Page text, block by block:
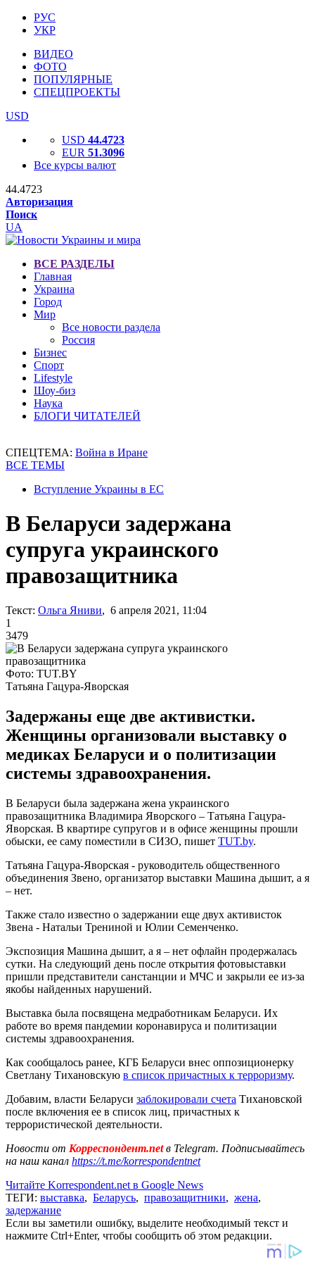
РУС
УКР
ВИДЕО
ФОТО
ПОПУЛЯРНЫЕ
СПЕЦПРОЕКТЫ
USD
USD 44.4723
EUR 51.3096
Все курсы валют
44.4723
Авторизация
Поиск
UA
ВСЕ РАЗДЕЛЫ
Главная
Украина
Город
Мир
Все новости раздела
Россия
Бизнес
Спорт
Lifestyle
Шоу-биз
Наука
БЛОГИ ЧИТАТЕЛЕЙ
СПЕЦТЕМА: Война в Иране
ВСЕ ТЕМЫ
Вступление Украины в ЕС
В Беларуси задержана
супруга украинского
правозащитника
Текст: Ольга Яниви, 6 апреля 2021, 11:04
1
3479
Фото: TUT.BY
Татьяна Гацура-Яворская
Задержаны еще две активистки.
Женщины организовали выставку о
медиках Беларуси и о политизации
системы здравоохранения.
В Беларуси была задержана жена украинского
правозащитника Владимира Яворского – Татьяна Гацура-
Яворская. В квартире супругов и в офисе женщины прошли
обыски, ее саму поместили в СИЗО, пишет TUT.by.
Татьяна Гацура-Яворская - руководитель общественного
объединения Звено, организатор выставки Машина дышит, а я
– нет.
Также стало известно о задержании еще двух активисток
Звена - Натальи Трениной и Юлии Семенченко.
Экспозиция Машина дышит, а я – нет офлайн продержалась
сутки. На следующий день после открытия фотовыставки
пришли представители санстанции и МЧС и закрыли ее из-за
якобы найденных нарушений.
Выставка была посвящена медработникам Беларуси. Их
работе во время пандемии коронавируса и политизации
системы здравоохранения.
Как сообщалось ранее, КГБ Беларуси внес оппозиционерку
Светлану Тихановскую в список причастных к терроризму.
Добавим, власти Беларуси заблокировали счета Тихановской
после включения ее в список лиц, причастных к
террористической деятельности.
Новости от Корреспондент.netв Telegram. Подписывайтесь
на наш канал https://t.me/korrespondentnet
Читайте Korrespondent.net в Google News
ТЕГИ: выставка, Беларусь, правозащитники, жена,
задержание
Если вы заметили ошибку, выделите необходимый текст и
нажмите Ctrl+Enter, чтобы сообщить об этом редакции.